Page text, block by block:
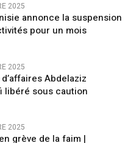
2025
annonce la suspension
pour un mois
2025
d’affaires Abdelaziz
libéré sous caution
2025
grève de la faim |